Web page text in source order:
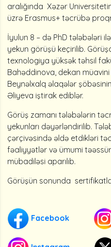
aralığında Xəzər
üzrə Erasmus+ təcrübə
İyulun 8 – də PhD tələbələri
yekun görüşü keçirilib.
texnologiya yüksək təhsil
Bahəddinova, dekan müavini
Beynəlxalq əlaqələr
Əliyeva iştirak ediblər.
Görüş zamanı tələbələrin
yekunları dəyərləndirilib.
çərçivəsində əldə etdikləri
fəaliyyətlər və ümumi
mübadiləsi aparılıb.
Görüşün sonunda
Facebook